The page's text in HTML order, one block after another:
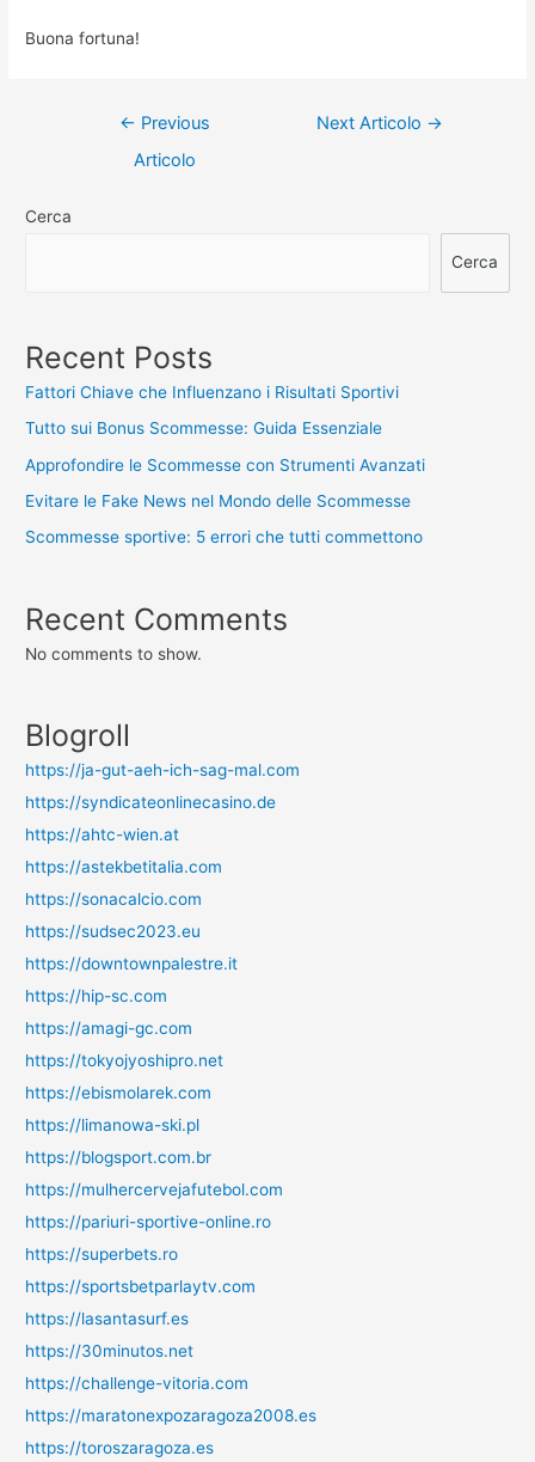
Buona fortuna!
Navigazione
articoli
← Previous
Articolo
Next Articolo →
Cerca
Cerca
Recent Posts
Fattori Chiave che Influenzano i Risultati Sportivi
Tutto sui Bonus Scommesse: Guida Essenziale
Approfondire le Scommesse con Strumenti Avanzati
Evitare le Fake News nel Mondo delle Scommesse
Scommesse sportive: 5 errori che tutti commettono
Recent Comments
No comments to show.
Blogroll
https://ja-gut-aeh-ich-sag-mal.com
https://syndicateonlinecasino.de
https://ahtc-wien.at
https://astekbetitalia.com
https://sonacalcio.com
https://sudsec2023.eu
https://downtownpalestre.it
https://hip-sc.com
https://amagi-gc.com
https://tokyojyoshipro.net
https://ebismolarek.com
https://limanowa-ski.pl
https://blogsport.com.br
https://mulhercervejafutebol.com
https://pariuri-sportive-online.ro
https://superbets.ro
https://sportsbetparlaytv.com
https://lasantasurf.es
https://30minutos.net
https://challenge-vitoria.com
https://maratonexpozaragoza2008.es
https://toroszaragoza.es